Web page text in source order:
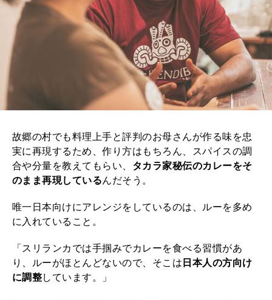
故郷の村でも料理上手と評判のお母さんが作る味を忠
実に再現するため、作り方はもちろん、スパイスの調
合や分量を教えてもらい、 タカラ家秘伝のカレーをそ
のまま再現しているんだそう。
唯一日本向けにアレンジをしているのは、ルーを多め
に入れていること。
「スリランカでは手掴みでカレーを食べる習慣があ
り、ルーがほとんどないので、そこは 日本人の方向け
に調整しています。」